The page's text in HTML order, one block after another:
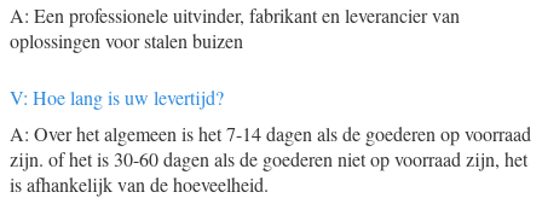
A: Een professionele uitvinder, fabrikant en leverancier van
oplossingen voor stalen buizen
V: Hoe lang is uw levertijd?
A: Over het algemeen is het 7-14 dagen als de goederen op voorraad
zijn. of het is 30-60 dagen als de goederen niet op voorraad zijn, het
is afhankelijk van de hoeveelheid.